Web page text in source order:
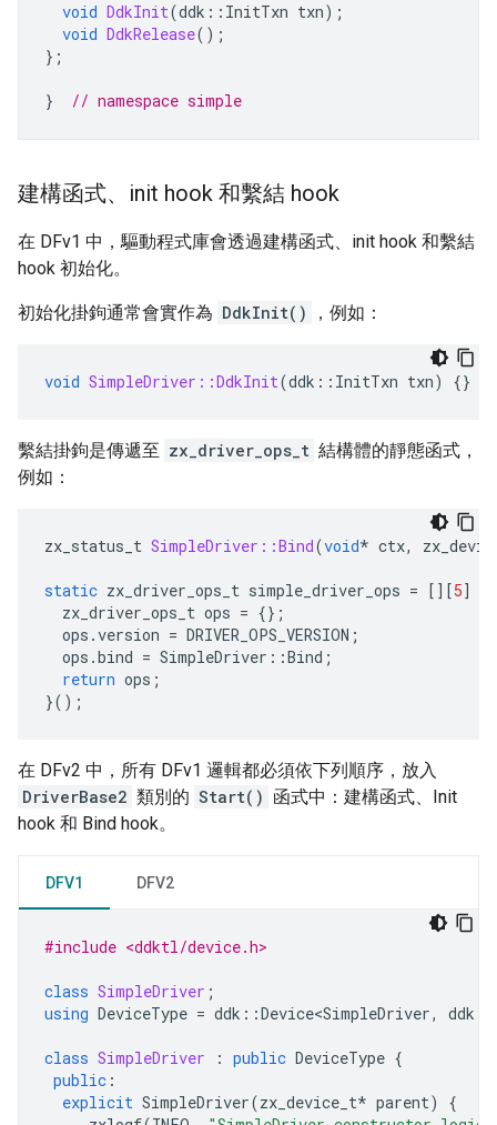
void DdkInit(ddk :: InitTxn txn);
void DdkRelease();
};
} // namespace simple
建構函式、init hook 和繫結 hook
在 DFv1 中，驅動程式庫會透過建構函式、init hook 和繫結
hook 初始化。
初始化掛鉤通常會實作為 DdkInit() ，例如：
void SimpleDriver::DdkInit(ddk :: InitTxn txn) {}
繫結掛鉤是傳遞至 zx_driver_ops_t 結構體的靜態函式，
例如：
zx_status_t SimpleDriver::Bind(void* ctx,
static zx_driver_ops_t simple_driver_ops = [][5]
zx_driver_ops_t ops = {};
ops .version = DRIVER_OPS_VERSION ;
ops .bind = SimpleDriver ::Bind ;
return ops ;
}();
在 DFv2 中，所有 DFv1 邏輯都必須依下列順序，放入
DriverBase2 類別的 Start() 函式中：建構函式、Init
hook 和 Bind hook。
DFV1 DFV2
#include <ddktl/device.h>
class SimpleDriver ;
using DeviceType = ddk ::Device<SimpleDriver, ddk
class SimpleDriver : public DeviceType {
public :
explicit SimpleDriver(zx_device_t* parent)
{